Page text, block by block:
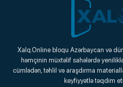
Onlayn
Xalq.Online bloqu Azərbaycan və
həmçinin müxtəlif sahələrdə
cümlədən, təhlil və araşdırma
keyfiyyətlə təqdim